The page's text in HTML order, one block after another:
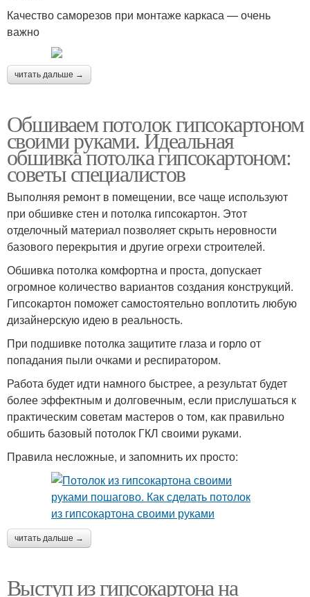
Качество саморезов при монтаже каркаса — очень
важно
читать дальше →
Обшиваем потолок гипсокартоном
своими руками. Идеальная
обшивка потолка гипсокартоном:
советы специалистов
Выполняя ремонт в помещении, все чаще используют
при обшивке стен и потолка гипсокартон. Этот
отделочный материал позволяет скрыть неровности
базового перекрытия и другие огрехи строителей.
Обшивка потолка комфортна и проста, допускает
огромное количество вариантов создания конструкций.
Гипсокартон поможет самостоятельно воплотить любую
дизайнерскую идею в реальность.
При подшивке потолка защитите глаза и горло от
попадания пыли очками и респиратором.
Работа будет идти намного быстрее, а результат будет
более эффектным и долговечным, если прислушаться к
практическим советам мастеров о том, как правильно
обшить базовый потолок ГКЛ своими руками.
Правила несложные, и запомнить их просто:
читать дальше →
Выступ из гипсокартона на